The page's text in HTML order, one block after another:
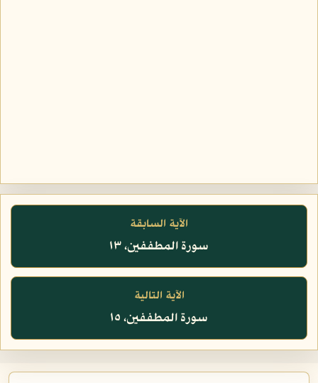
الآية السابقة
سورة المطففين، ١٣
الآية التالية
سورة المطففين، ١٥